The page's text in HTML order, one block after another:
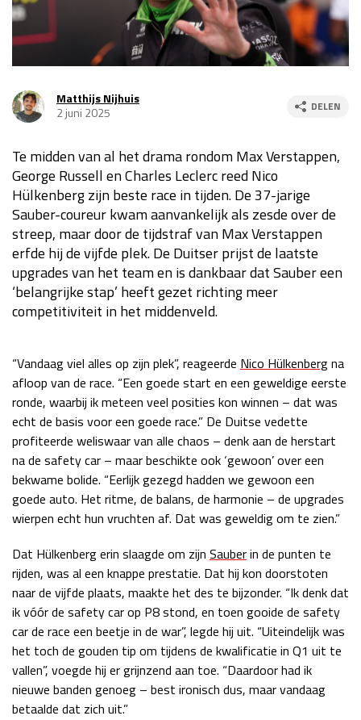
za 13:00 - 15:00
Kwalificatie
za 23:00 - 00:00
Race
zo 21:00 - 23:00
GP MEXICO 2026 30 okt - 01 nov
Kwalificatie
za 22:00 - 23:00
Race
zo 21:00 - 23:00
Kwalificatie
za 19:00 - 20:00
Race
zo 18:00 - 20:00
Kwalificatie
za 05:00 - 06:00
Race
zo 05:00 - 07:00
Kwalificatie
za 19:00 - 20:00
Race
zo 17:00 - 19:00
GP ABU DHABI 2026 04 - 06 dec
Kwalificatie
za 15:00 - 16:00
Race
zo 14:00 - 16:00
Matthijs Nijhuis
2 juni 2025
DELEN
Te midden van al het drama rondom Max Verstappen,
George Russell en Charles Leclerc reed Nico
Hülkenberg zijn beste race in tijden. De 37-jarige
Sauber-coureur kwam aanvankelijk als zesde over de
streep, maar door de tijdstraf van Max Verstappen
erfde hij de vijfde plek. De Duitser prijst de laatste
upgrades van het team en is dankbaar dat Sauber een
‘belangrijke stap’ heeft gezet richting meer
competitiviteit in het middenveld.
“Vandaag viel alles op zijn plek”, reageerde Nico Hülkenbergna
afloop van de race. “Een goede start en een geweldige eerste
ronde, waarbij ik meteen veel posities kon winnen – dat was
echt de basis voor een goede race.” De Duitse vedette
profiteerde weliswaar van alle chaos – denk aan de herstart
na de safety car – maar beschikte ook ‘gewoon’ over een
bekwame bolide. “Eerlijk gezegd hadden we gewoon een
goede auto. Het ritme, de balans, de harmonie – de upgrades
wierpen echt hun vruchten af. Dat was geweldig om te zien.”
Dat Hülkenberg erin slaagde om zijn Sauberin de punten te
rijden, was al een knappe prestatie. Dat hij kon doorstoten
naar de vijfde plaats, maakte het des te bijzonder. “Ik denk dat
ik vóór de safety car op P8 stond, en toen gooide de safety
car de race een beetje in de war”, legde hij uit. “Uiteindelijk was
het toch de gouden tip om tijdens de kwalificatie in Q1 uit te
vallen”, voegde hij er grijnzend aan toe. “Daardoor had ik
nieuwe banden genoeg – best ironisch dus, maar vandaag
betaalde dat zich uit.”